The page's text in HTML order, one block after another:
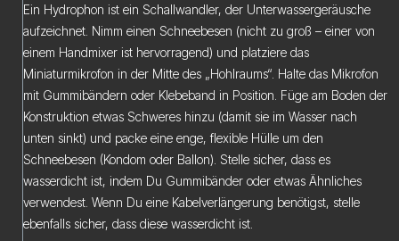
Ein Hydrophon ist ein Schallwandler, der Unterwassergeräusche
aufzeichnet. Nimm einen Schneebesen (nicht zu groß – einer von
einem Handmixer ist hervorragend) und platziere das
Miniaturmikrofon in der Mitte des „Hohlraums“. Halte das Mikrofon
mit Gummibändern oder Klebeband in Position. Füge am Boden der
Konstruktion etwas Schweres hinzu (damit sie im Wasser nach
unten sinkt) und packe eine enge, flexible Hülle um den
Schneebesen (Kondom oder Ballon). Stelle sicher, dass es
wasserdicht ist, indem Du Gummibänder oder etwas Ähnliches
verwendest. Wenn Du eine Kabelverlängerung benötigst, stelle
ebenfalls sicher, dass diese wasserdicht ist.